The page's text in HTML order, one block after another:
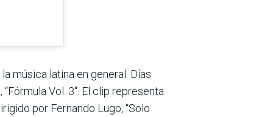
música latina en general. Días
Vol. 3″. El clip representa
por Fernando Lugo, “Solo